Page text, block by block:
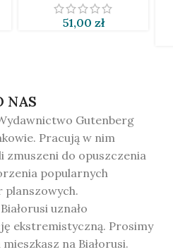
51,00 zł
NAS
Gutenberg
Pracują w nim
zmuszeni do opuszczenia
popularnych
planszowych.
uznało
ekstremistyczną. Prosimy
na Białorusi.